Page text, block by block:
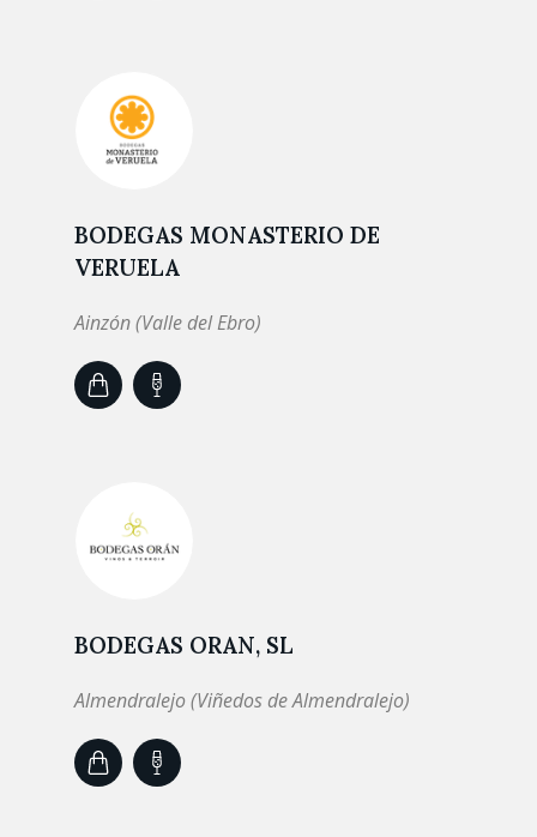
BODEGAS MONASTERIO DE
VERUELA
Ainzón (Valle del Ebro)
BODEGAS ORAN, SL
Almendralejo (Viñedos de Almendralejo)